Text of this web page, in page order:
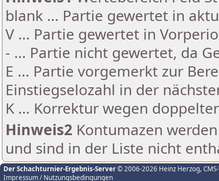
blank ... Partie gewertet in
V ... Partie gewertet in
- ... Partie nicht gewertet, da
E ... Partie vorgemerkt zur
Einstiegselozahl in der
K ... Korrektur wegen
Hinweis2 Kontumazen
und sind in der Liste nicht
Der Schachturnier-Ergebnis-Server© 2006-2026 Heinz Herzog,
Impressum / Nutzungsbedingungen